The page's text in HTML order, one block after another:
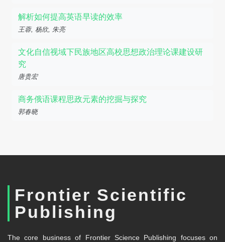
解析如何提高英语早读的效率
王蓉, 杨欣, 朱亮
文化自信视域下民族地区高校思想政治理论课建设研
究
唐贵宏
商务俄语课程思政元素的挖掘与探究
郭春晓
Frontier Scientific
Publishing
The core business of Frontier Science Publishing focuses on